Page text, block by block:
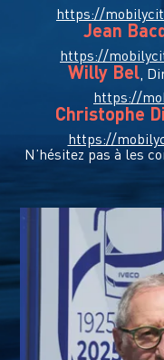
https://
Jean
https://
Willy Bel,
https://
Christophe
https://
N’hésitez pas à les